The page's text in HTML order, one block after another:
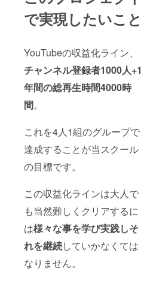
で実現したいこと
YouTubeの収益化ライン、
チャンネル登録者1000人+1
年間の総再生時間4000時
間。
これを4人1組のグループで
達成することが当スクール
の目標です。
この収益化ラインは大人で
も当然難しくクリアするに
は様々な事を学び実践しそ
れを継続していかなくては
なりません。